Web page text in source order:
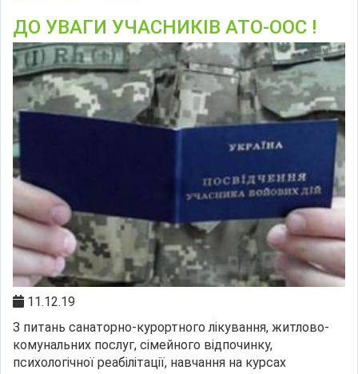
ДО УВАГИ УЧАСНИКІВ АТО-ООС !
11.12.19
З питань санаторно-курортного лікування, житлово-
комунальних послуг, сімейного відпочинку,
психологічної реабілітації, навчання на курсах